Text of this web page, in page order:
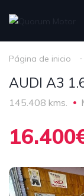
Página de inicio
AUDI A3
145.408 kms.